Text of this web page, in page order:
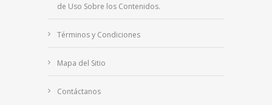
de Uso Sobre los Contenidos.
Términos y Condiciones
Mapa del Sitio
Contáctanos